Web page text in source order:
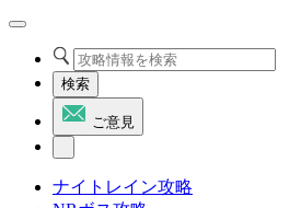
検索
ご意見
ナイトレイン攻略